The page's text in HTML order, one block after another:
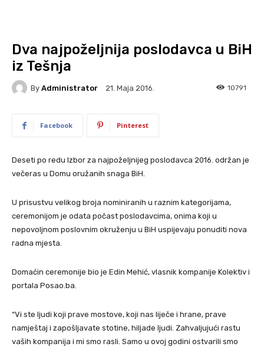
Dva najpoželjnija poslodavca u BiH
iz Tešnja
By Administrator 21. Maja 2016. 10791
Facebook Pinterest
Deseti po redu Izbor za najpoželjnijeg poslodavca 2016. održan je
večeras u Domu oružanih snaga BiH.
U prisustvu velikog broja nominiranih u raznim kategorijama,
ceremonijom je odata počast poslodavcima, onima koji u
nepovoljnom poslovnim okruženju u BiH uspijevaju ponuditi nova
radna mjesta.
Domaćin ceremonije bio je Edin Mehić, vlasnik kompanije Kolektiv i
portala Posao.ba.
“Vi ste ljudi koji prave mostove, koji nas liječe i hrane, prave
namještaj i zapošljavate stotine, hiljade ljudi. Zahvaljujući rastu
vaših kompanija i mi smo rasli. Samo u ovoj godini ostvarili smo